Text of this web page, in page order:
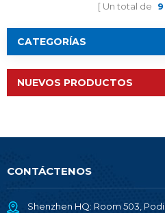
Un total de 9
CATEGORÍAS
NUEVOS PRODUCTOS
CONTÁCTENOS
Shenzhen HQ: Room 503,